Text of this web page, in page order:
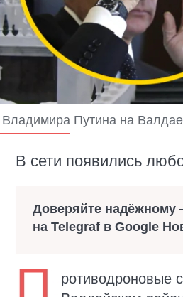
Владимира Путина на
В сети появились
Доверяйте
на Telegraf в Google
П
ротиводроновые